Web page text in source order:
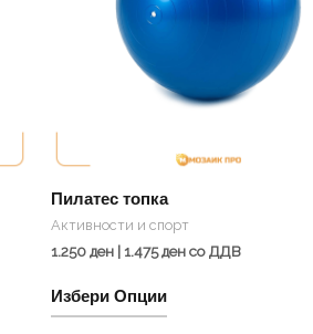
Пилатес топка
Активности и спорт
1.250ден |1.475денсо ДДВ
Избери Опции
be
on
the
product
page